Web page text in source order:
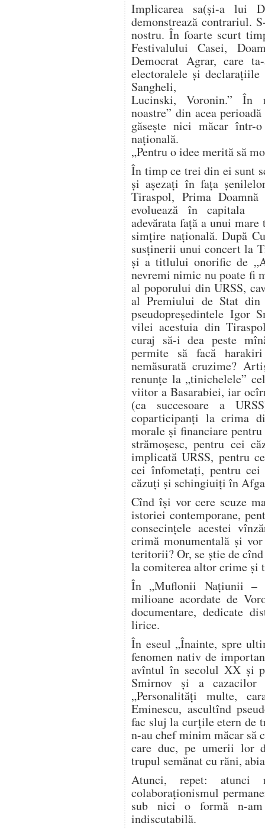
Implicarea sa(și-a lui
demonstrează contrariul.
nostru. În foarte scurt
Festivalului Casei,
Democrat Agrar, care
electoralele și
Sangheli,
Lucinski, Voronin.” În
noastre” din acea
găsește nici măcar într-
națională.
„Pentru o idee merită să
În timp ce trei din ei sunt
și așezați în fața
Tiraspol, Prima
evoluează în capitala
adevărata față a unui
simțire națională. După
susținerii unui concert la
și a titlului onorific de
nevremi nimic nu poate fi
al poporului din URSS,
al Premiului de Stat din
pseudopreședintele Igor
vilei acestuia din
curaj să-i dea peste
permite să facă
nemăsurată cruzime?
renunțe la „tinichelele”
viitor a Basarabiei, iar
(ca succesoare a
coparticipanți la crima
morale și financiare
strămoșesc, pentru cei
implicată URSS, pentru
cei înfometați, pentru
căzuți și schingiuiți în
Cînd își vor cere scuze
istoriei contemporane,
consecințele acestei
crimă monumentală și
teritorii? Or, se știe de
la comiterea altor crime și
În „Muflonii Națiunii –
milioane acordate de
documentare, dedicate
lirice.
În eseul „Înainte, spre
fenomen nativ de
avîntul în secolul XX și
Smirnov și a
„Personalități multe,
Eminescu, ascultînd
fac sluj la curțile etern de
n-au chef minim măcar să
care duc, pe umerii lor
trupul semănat cu răni,
Atunci, repet: atunci
colaboraționismul
sub nici o formă n-
indiscutabilă.